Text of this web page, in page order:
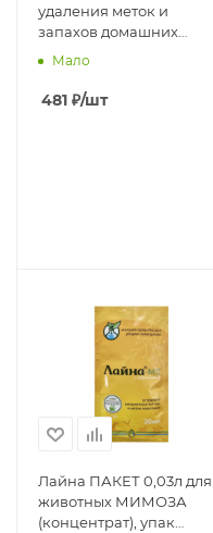
удаления меток и
запахов домашних
животных (запах
Мало
481 ₽/шт
Лайна ПАКЕТ 0,03л для
животных МИМОЗА
(концентрат), упак